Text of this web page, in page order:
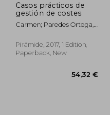
Casos prácticos de
gestión de costes
Carmen; Paredes Ortega,
Pirámide, 2017, 1 Edition,
Paperback, New